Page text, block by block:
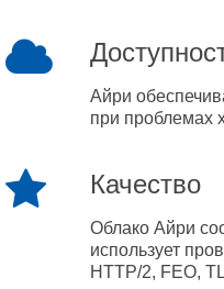
Айри
при проблемах
Качество
Облако Айри
использует
HTTP/2, FEO,